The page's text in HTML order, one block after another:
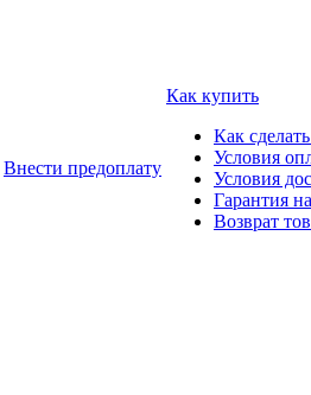
Внести предоплату
Как купить
Как сделать
Условия
Условия
Гарантия
Возврат